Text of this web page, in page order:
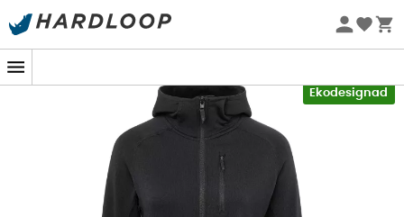
Sommarerbjudanden 🔥 -5 % EXTRA vid köp av 2 produkter*
Ekodesignad